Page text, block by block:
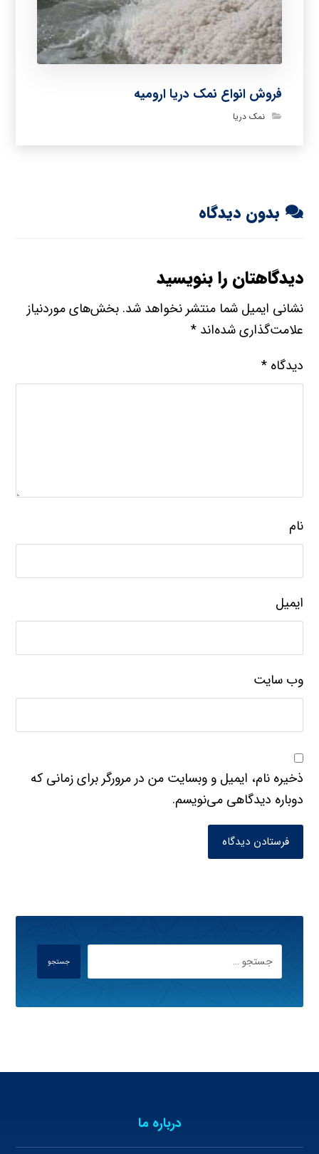
فروش انواع نمک دریا ارومیه
نمک دریا
بدون دیدگاه
دیدگاهتان را بنویسید
نشانی ایمیل شما منتشر نخواهد شد. بخش‌های موردنیاز
علامت‌گذاری شده‌اند*
دیدگاه*
نام
ایمیل
وب‌ سایت
ذخیره نام، ایمیل و وبسایت من در مرورگر برای زمانی که
دوباره دیدگاهی می‌نویسم.
فرستادن دیدگاه
جستجو
درباره ما